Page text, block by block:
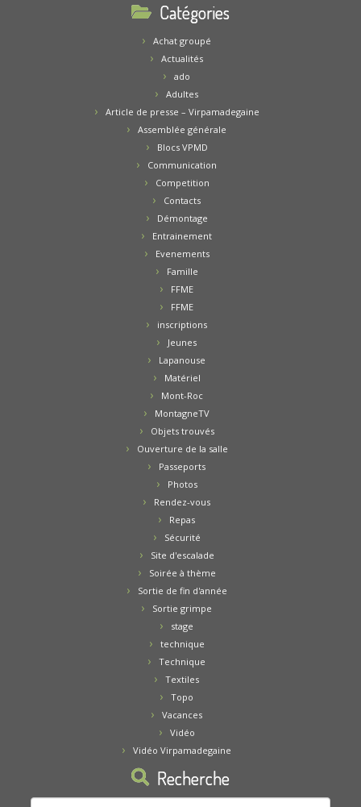
Catégories
Achat groupé
Actualités
ado
Adultes
Article de presse – Virpamadegaine
Assemblée générale
Blocs VPMD
Communication
Competition
Contacts
Démontage
Entrainement
Evenements
Famille
FFME
FFME
inscriptions
Jeunes
Lapanouse
Matériel
Mont-Roc
MontagneTV
Objets trouvés
Ouverture de la salle
Passeports
Photos
Rendez-vous
Repas
Sécurité
Site d'escalade
Soirée à thème
Sortie de fin d'année
Sortie grimpe
stage
technique
Technique
Textiles
Topo
Vacances
Vidéo
Vidéo Virpamadegaine
Recherche